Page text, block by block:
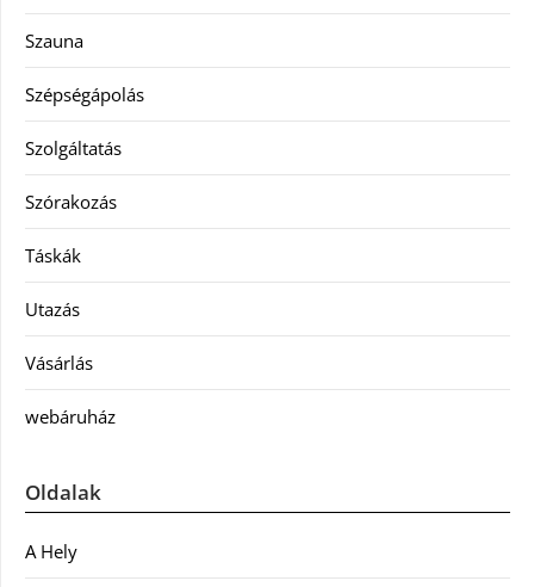
Szauna
Szépségápolás
Szolgáltatás
Szórakozás
Táskák
Utazás
Vásárlás
webáruház
Oldalak
A Hely